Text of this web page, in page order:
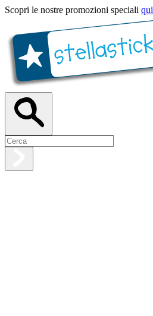
Scopri le nostre promozioni speciali qui